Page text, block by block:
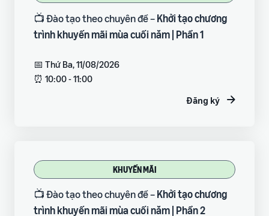
📺 Đào tạo theo chuyên đề –Khởi tạo chương
trình khuyến mãi mùa cuối năm | Phần 1
📅 Thứ Ba, 11/08/2026
⏰ 10:00 - 11:00
Đăng ký
KHUYẾN MÃI
📺 Đào tạo theo chuyên đề –Khởi tạo chương
trình khuyến mãi mùa cuối năm | Phần 2